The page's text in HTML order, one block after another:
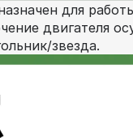
для
двигателя
звезда.